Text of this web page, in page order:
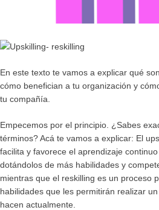
En este texto te vamos a explicar qué
cómo benefician a tu organización y
tu compañía.
Empecemos por el principio. ¿Sabes
términos? Acá te vamos a explicar: El
facilita y favorece el aprendizaje
dotándolos de más habilidades y
mientras que el reskilling es un proceso
habilidades que les permitirán realizar
hacen actualmente.